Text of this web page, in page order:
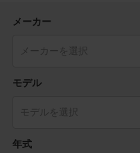
メーカー
モデル
年式